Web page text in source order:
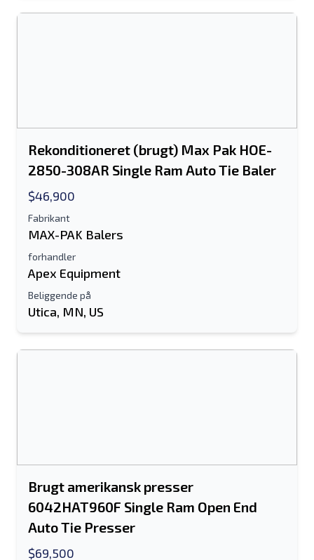
Rekonditioneret (brugt) Max Pak HOE-
2850-308AR Single Ram Auto Tie Baler
$46,900
Fabrikant
MAX-PAK Balers
forhandler
Apex Equipment
Beliggende på
Utica, MN, US
Brugt amerikansk presser
6042HAT960F Single Ram Open End
Auto Tie Presser
$69,500
Send til en ven
Der kræves enten e-mail-adresse eller
mobilnummerfelt